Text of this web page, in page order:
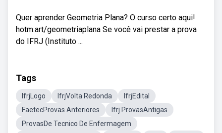
Quer aprender Geometria Plana? O curso certo aqui!
hotm.art/geometriaplana Se você vai prestar a prova
do IFRJ (Instituto ...
Tags
IfrjLogo IfrjVolta Redonda
IfrjEdital
FaetecProvas Anteriores
Ifrj ProvasAntigas
ProvasDe Tecnico De Enfermagem